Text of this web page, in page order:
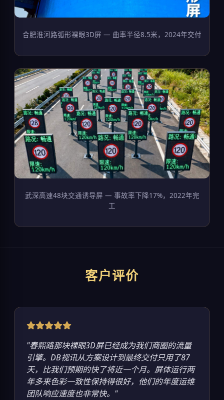
合肥淮河路弧形裸眼3D屏 — 曲率半径8.5米，2024年交付
武深高速48块交通诱导屏 — 事故率下降17%，2022年完
工
客户评价
"春熙路那块裸眼3D屏已经成为我们商圈的流量
引擎。DB视讯从方案设计到最终交付只用了87
天，比我们预期的快了将近一个月。屏体运行两
年多来色彩一致性保持得很好，他们的年度运维
团队响应速度也非常快。"